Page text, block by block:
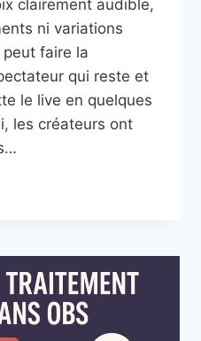
clairement audible,
ni variations
faire la
qui reste et
le live en quelques
les créateurs ont